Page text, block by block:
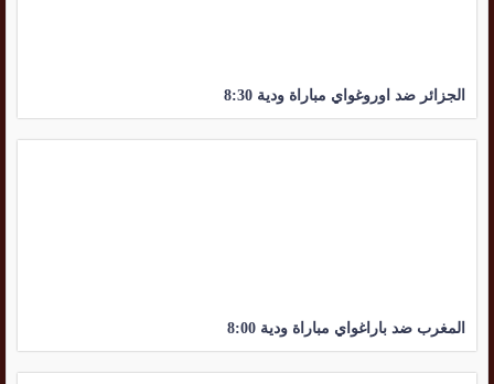
الجزائر ضد اوروغواي مباراة ودية 8:30
المغرب ضد باراغواي مباراة ودية 8:00